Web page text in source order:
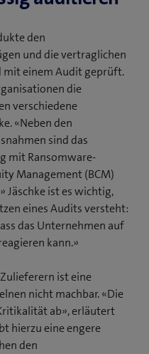
den
und die vertraglichen
mit einem Audit geprüft.
die
verschiedene
«Neben den
sind das
mit Ransomware-
Management (BCM)
Jäschke ist es wichtig,
eines Audits versteht:
das Unternehmen auf
kann.»
ist eine
nicht machbar. «Die
ab», erläutert
hierzu eine engere
den